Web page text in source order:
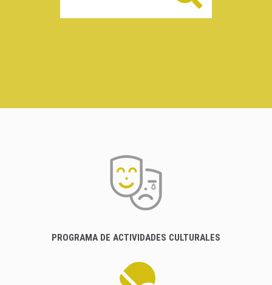
PROGRAMA DE ACTIVIDADES CULTURALES